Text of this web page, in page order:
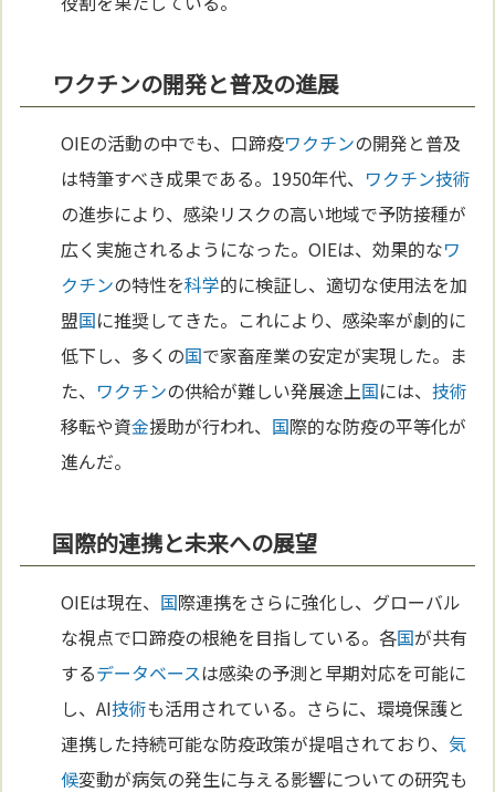
ワクチンの開発と普及の進展
OIEの活動の中でも、口蹄疫ワクチンの開発と普及
は特筆すべき成果である。1950年代、 ワクチン技術
の進歩により、感染リスクの高い地域で予防接種が
広く実施されるようになった。OIEは、効果的なワ
クチンの特性を科学的に検証し、適切な使用法を加
盟国に推奨してきた。これにより、感染率が劇的に
低下し、多くの国で家畜産業の安定が実現した。ま
た、 ワクチンの供給が難しい発展途上国には、技術
移転や資金援助が行われ、 国際的な防疫の平等化が
進んだ。
国際的連携と未来への展望
OIEは現在、 国際連携をさらに強化し、グローバル
な視点で口蹄疫の根絶を目指している。各国が共有
するデータベースは感染の予測と早期対応を可能に
し、AI技術も活用されている。さらに、環境保護と
連携した持続可能な防疫政策が提唱されており、気
候変動が病気の発生に与える影響についての研究も